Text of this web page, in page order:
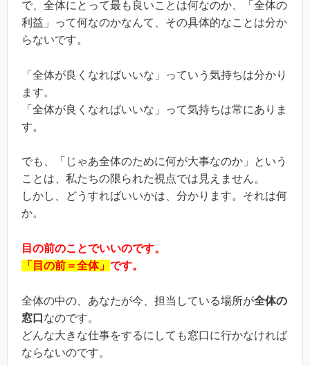
で、全体にとって最も良いことは何なのか、「全体の
利益」って何なのかなんて、その具体的なことは分か
らないです。
「全体が良くなればいいな」っていう気持ちは分かり
ます。
「全体が良くなればいいな」って気持ちは常にありま
す。
でも、「じゃあ全体のために何が大事なのか」という
ことは、私たちの限られた視点では見えません。
しかし、どうすればいいかは、分かります。それは何
か。
目の前のことでいいのです。
「目の前＝全体」 です。
全体の中の、あなたが今、担当している場所が全体の
窓口 なのです。
どんな大きな仕事をするにしても窓口に行かなければ
ならないのです。